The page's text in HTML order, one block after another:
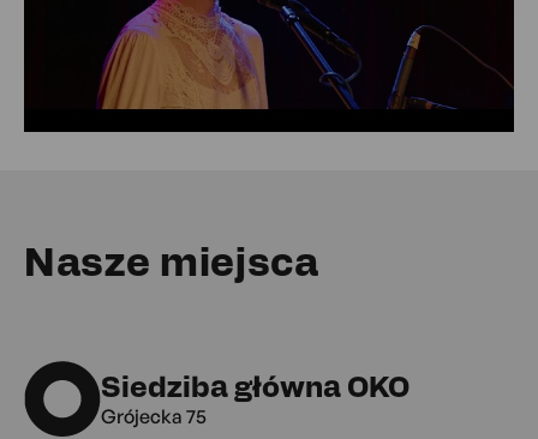
Nasze miejsca
Siedziba główna OKO
Grójecka 75